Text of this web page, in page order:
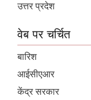
उत्तर प्रदेश
वेब पर चर्चित
बारिश
आईसीएआर
केंद्र सरकार